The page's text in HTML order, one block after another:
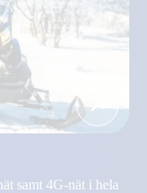
samt 4G-nät i hela